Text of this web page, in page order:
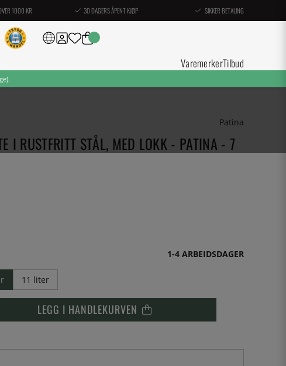
1000 KR 30 DAGERS ÅPENT KJØP SIKKER BETALING
VaremerkerTilbud
Patina
I RUSTFRITT STÅL, MED LOKK - PATINA - 7
1-4 ARBEIDSDAGER
11 liter
LEGG I HANDLEKURVEN